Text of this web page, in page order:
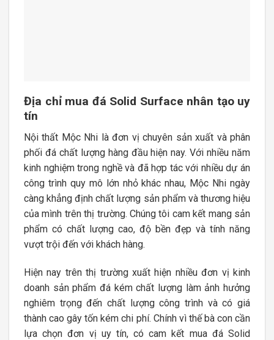
Địa chỉ mua đá Solid Surface nhân tạo uy
tín
Nội thất Mộc Nhi là đơn vị chuyên sản xuất và phân
phối đá chất lượng hàng đầu hiện nay. Với nhiều năm
kinh nghiệm trong nghề và đã hợp tác với nhiều dự án
công trình quy mô lớn nhỏ khác nhau, Mộc Nhi ngày
càng khẳng định chất lượng sản phẩm và thương hiệu
của mình trên thị trường. Chúng tôi cam kết mang sản
phẩm có chất lượng cao, độ bền đẹp và tính năng
vượt trội đến với khách hàng.
Hiện nay trên thị trường xuất hiện nhiều đơn vị kinh
doanh sản phẩm đá kém chất lượng làm ảnh hưởng
nghiêm trọng đến chất lượng công trình và có giá
thành cao gây tốn kém chi phí. Chính vì thế bà con cần
lựa chọn đơn vị uy tín, có cam kết mua đá Solid